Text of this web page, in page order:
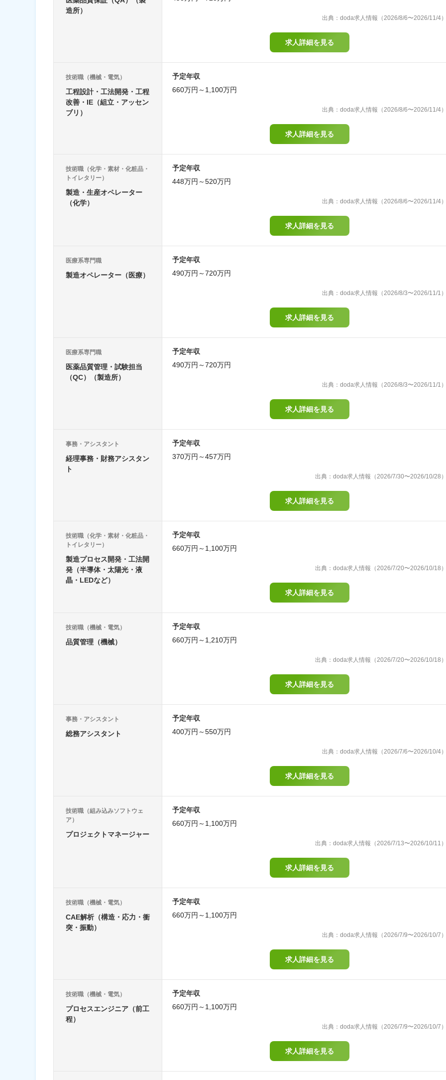
造所）
出典：doda求人情報（2026/8/6〜2026/11/4
求人詳細を見る
技術職（機械・電気）
工程設計・工法開発・工程
改善・IE（組立・アッセン
ブリ）
予定年収
660万円～1,100万円
出典：doda求人情報（2026/8/6〜2026/11/4
求人詳細を見る
技術職（化学・素材・化粧品・
トイレタリー）
製造・生産オペレーター
（化学）
予定年収
448万円～520万円
出典：doda求人情報（2026/8/6〜2026/11/4
求人詳細を見る
医療系専門職
製造オペレーター（医療）
予定年収
490万円～720万円
出典：doda求人情報（2026/8/3〜2026/11/1
求人詳細を見る
医療系専門職
医薬品質管理・試験担当
（QC）（製造所）
予定年収
490万円～720万円
出典：doda求人情報（2026/8/3〜2026/11/1
求人詳細を見る
事務・アシスタント
経理事務・財務アシスタン
ト
予定年収
370万円～457万円
出典：doda求人情報（2026/7/30〜2026/10/28
求人詳細を見る
技術職（化学・素材・化粧品・
トイレタリー）
製造プロセス開発・工法開
発（半導体・太陽光・液
晶・LEDなど）
予定年収
660万円～1,100万円
出典：doda求人情報（2026/7/20〜2026/10/18
求人詳細を見る
技術職（機械・電気）
品質管理（機械）
予定年収
660万円～1,210万円
出典：doda求人情報（2026/7/20〜2026/10/18
求人詳細を見る
事務・アシスタント
総務アシスタント
予定年収
400万円～550万円
出典：doda求人情報（2026/7/6〜2026/10/4
求人詳細を見る
技術職（組み込みソフトウェ
ア）
プロジェクトマネージャー
予定年収
660万円～1,100万円
出典：doda求人情報（2026/7/13〜2026/10/11
求人詳細を見る
技術職（機械・電気）
CAE解析（構造・応力・衝
突・振動）
予定年収
660万円～1,100万円
出典：doda求人情報（2026/7/9〜2026/10/7
求人詳細を見る
技術職（機械・電気）
プロセスエンジニア（前工
程）
予定年収
660万円～1,100万円
出典：doda求人情報（2026/7/9〜2026/10/7
求人詳細を見る